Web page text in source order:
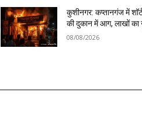
कुशीनगर: कप्तानगंज में
की दुकान में आग, लाखों
08/08/2026